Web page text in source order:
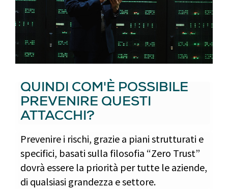
QUINDI COM'È POSSIBILE
PREVENIRE QUESTI
ATTACCHI?
Prevenire i rischi, grazie a piani strutturati e
specifici, basati sulla filosofia “Zero Trust”
dovrà essere la priorità per tutte le aziende,
di qualsiasi grandezza e settore.